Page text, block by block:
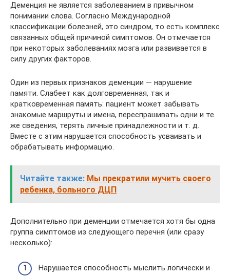
Деменция не является заболеванием в привычном
понимании слова. Согласно Международной
классификации болезней, это синдром, то есть комплекс
связанных общей причиной симптомов. Он отмечается
при некоторых заболеваниях мозга или развивается в
силу других факторов.
Один из первых признаков деменции — нарушение
памяти. Слабеет как долговременная, так и
кратковременная память: пациент может забывать
знакомые маршруты и имена, переспрашивать одни и те
же сведения, терять личные принадлежности и т. д.
Вместе с этим нарушается способность усваивать и
обрабатывать информацию.
Читайте также: Мы прекратили мучить своего
ребенка, больного ДЦП
Дополнительно при деменции отмечается хотя бы одна
группа симптомов из следующего перечня (или сразу
несколько):
Нарушается способность мыслить логически и